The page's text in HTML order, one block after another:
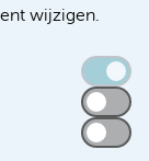
wijzigen.